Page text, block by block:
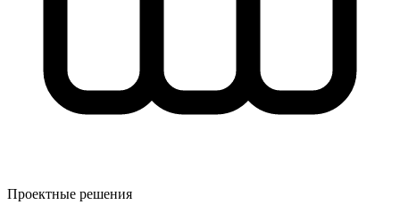
Проектные решения